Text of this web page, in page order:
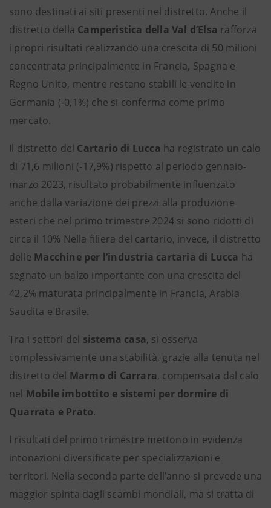
sono destinati ai siti presenti nel distretto. Anche il
distretto della Camperistica della Val d’Elsa rafforza
i propri risultati realizzando una crescita di 50 milioni
concentrata principalmente in Francia, Spagna e
Regno Unito, mentre restano stabili le vendite in
Germania (-0,1%) che si conferma come primo
mercato.
Il distretto del Cartario di Lucca ha registrato un calo
di 71,6 milioni (-17,9%) rispetto al periodo gennaio-
marzo 2023, risultato probabilmente influenzato
anche dalla variazione dei prezzi alla produzione
esteri che nel primo trimestre 2024 si sono ridotti di
circa il 10% Nella filiera del cartario, invece, il distretto
delle Macchine per l’industria cartaria di Lucca ha
segnato un balzo importante con una crescita del
42,2% maturata principalmente in Francia, Arabia
Saudita e Brasile.
Tra i settori del sistema casa, si osserva
complessivamente una stabilità, grazie alla tenuta nel
distretto del Marmo di Carrara, compensata dal calo
nel Mobile imbottito e sistemi per dormire di
Quarrata e Prato.
I risultati del primo trimestre mettono in evidenza
intonazioni diversificate per specializzazioni e
territori. Nella seconda parte dell’anno si prevede una
maggior spinta dagli scambi mondiali, ma si tratta di